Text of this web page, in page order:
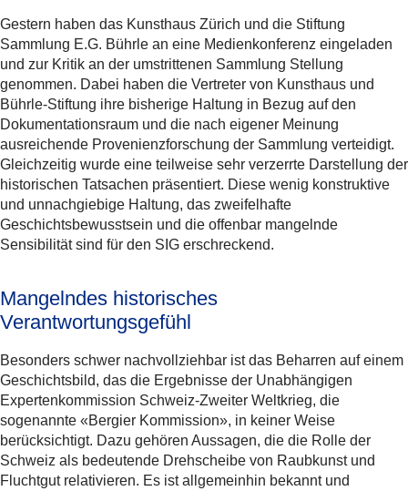
Gestern haben das Kunsthaus Zürich und die Stiftung
Sammlung E.G. Bührle an eine Medienkonferenz eingeladen
und zur Kritik an der umstrittenen Sammlung Stellung
genommen. Dabei haben die Vertreter von Kunsthaus und
Bührle-Stiftung ihre bisherige Haltung in Bezug auf den
Dokumentationsraum und die nach eigener Meinung
ausreichende Provenienzforschung der Sammlung verteidigt.
Gleichzeitig wurde eine teilweise sehr verzerrte Darstellung der
historischen Tatsachen präsentiert. Diese wenig konstruktive
und unnachgiebige Haltung, das zweifelhafte
Geschichtsbewusstsein und die offenbar mangelnde
Sensibilität sind für den SIG erschreckend.
Mangelndes historisches
Verantwortungsgefühl
Besonders schwer nachvollziehbar ist das Beharren auf einem
Geschichtsbild, das die Ergebnisse der Unabhängigen
Expertenkommission Schweiz-Zweiter Weltkrieg, die
sogenannte «Bergier Kommission», in keiner Weise
berücksichtigt. Dazu gehören Aussagen, die die Rolle der
Schweiz als bedeutende Drehscheibe von Raubkunst und
Fluchtgut relativieren. Es ist allgemeinhin bekannt und